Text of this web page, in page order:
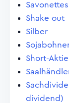
Savonettes
Shake out
Silber
Short-Aktie
dividend)